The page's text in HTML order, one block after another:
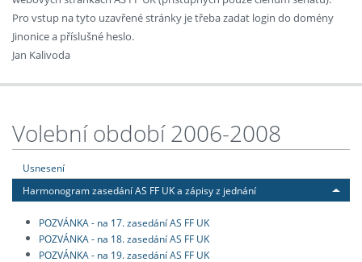
Pro vstup na tyto uzavřené stránky je třeba zadat login do domény
Jinonice a příslušné heslo.
Jan Kalivoda
Volební období 2006-2008
Usnesení
Harmonogram zasedání AS FF UK a zápisy z jednání
POZVÁNKA - na 17. zasedání AS FF UK
POZVÁNKA - na 18. zasedání AS FF UK
POZVÁNKA - na 19. zasedání AS FF UK